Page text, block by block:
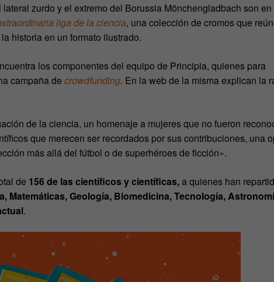
zurdo y el extremo del Borussia Mönchengladbach son en
liga de la ciencia, una colección de cromos que
historia en un formato ilustrado.
los componentes del equipo de Principia, quienes para
campaña de crowdfunding. En la web de la misma explican la
de la ciencia, un homenaje a mujeres que no fueron
que merecen ser recordados por sus contribuciones, una
más allá del fútbol o de superhéroes de ficción».
de 156 de las científicos y científicas,a quienes han
Matemáticas, Geología, Biomedicina, Tecnología,
.